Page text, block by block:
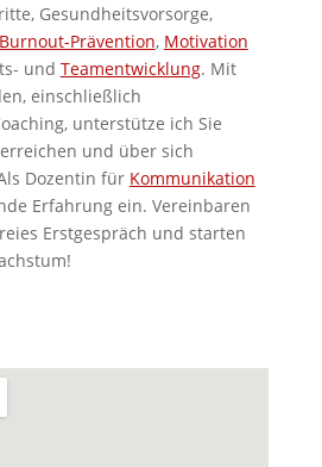
Gesundheitsvorsorge,
Burnout-Prävention, Motivation
und Teamentwicklung. Mit
einschließlich
unterstütze ich Sie
und über sich
Dozentin für Kommunikation
Erfahrung ein. Vereinbaren
Erstgespräch und starten